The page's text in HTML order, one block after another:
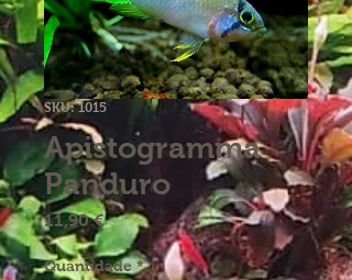
SKU: 1015
Apistogramma
Panduro
11,90 €Preço
Quantidade *